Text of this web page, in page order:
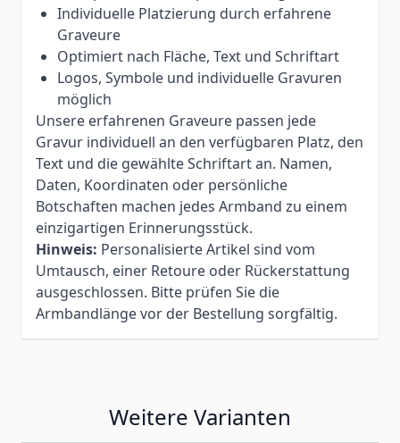
Individuelle Platzierung durch erfahrene
Graveure
Optimiert nach Fläche, Text und Schriftart
Logos, Symbole und individuelle Gravuren
möglich
Unsere erfahrenen Graveure passen jede
Gravur individuell an den verfügbaren Platz, den
Text und die gewählte Schriftart an. Namen,
Daten, Koordinaten oder persönliche
Botschaften machen jedes Armband zu einem
einzigartigen Erinnerungsstück.
Hinweis: Personalisierte Artikel sind vom
Umtausch, einer Retoure oder Rückerstattung
ausgeschlossen. Bitte prüfen Sie die
Armbandlänge vor der Bestellung sorgfältig.
Weitere Varianten